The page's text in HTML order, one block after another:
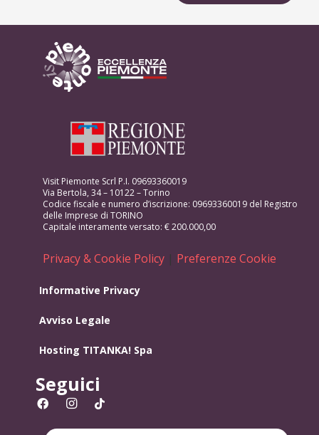
Visit Piemonte Scrl P.I. 09693360019
Via Bertola, 34 – 10122 – Torino
Codice fiscale e numero d’iscrizione: 09693360019 del Registro
delle Imprese di TORINO
Capitale interamente versato: € 200.000,00
Privacy & Cookie Policy | Preferenze Cookie
Informative Privacy
Avviso Legale
Hosting TITANKA! Spa
Seguici